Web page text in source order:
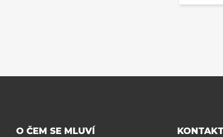
O ČEM SE MLUVÍ